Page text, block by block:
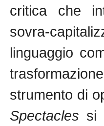
critica che
sovra-
linguaggio
strumento di
Spectacles si